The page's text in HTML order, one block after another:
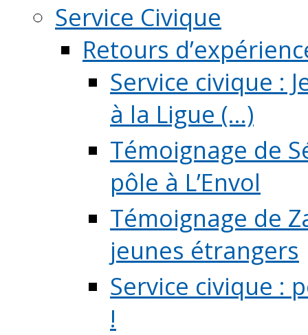
Service Civique
Retours
Service civique :
à la Ligue (...)
Témoignage de
pôle à L’Envol
Témoignage de
jeunes étrangers
Service civique :
!